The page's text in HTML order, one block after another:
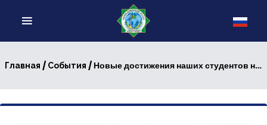
Главная / События / Новые достижения наших студентов на международной арене